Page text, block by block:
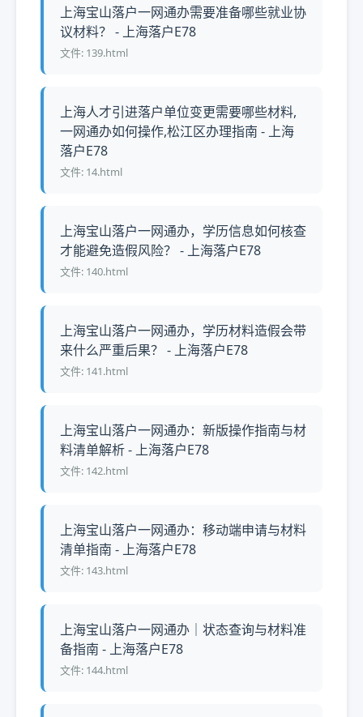
上海宝山落户一网通办需要准备哪些就业协
议材料？ - 上海落户E78
文件: 139.html
上海人才引进落户单位变更需要哪些材料,
一网通办如何操作,松江区办理指南 - 上海
落户E78
文件: 14.html
上海宝山落户一网通办，学历信息如何核查
才能避免造假风险？ - 上海落户E78
文件: 140.html
上海宝山落户一网通办，学历材料造假会带
来什么严重后果？ - 上海落户E78
文件: 141.html
上海宝山落户一网通办：新版操作指南与材
料清单解析 - 上海落户E78
文件: 142.html
上海宝山落户一网通办：移动端申请与材料
清单指南 - 上海落户E78
文件: 143.html
上海宝山落户一网通办｜状态查询与材料准
备指南 - 上海落户E78
文件: 144.html